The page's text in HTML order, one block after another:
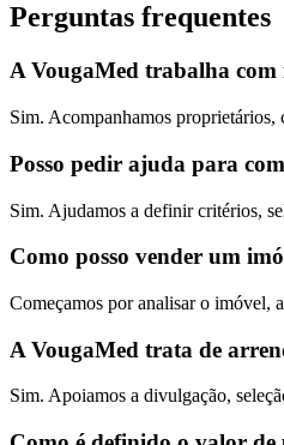
Perguntas frequentes
A VougaMed trabalha com
Sim. Acompanhamos proprietários,
Posso pedir ajuda para
Sim. Ajudamos a definir critérios,
Como posso vender um
Começamos por analisar o imóvel,
A VougaMed trata de
Sim. Apoiamos a divulgação,